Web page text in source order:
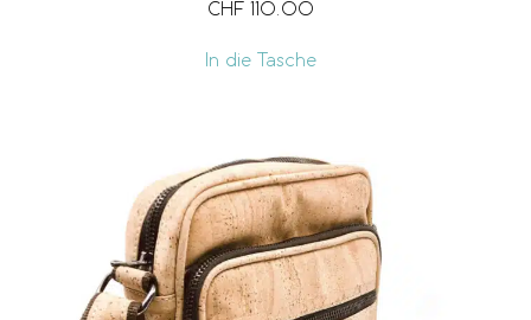
CHF 110.00
In die Tasche